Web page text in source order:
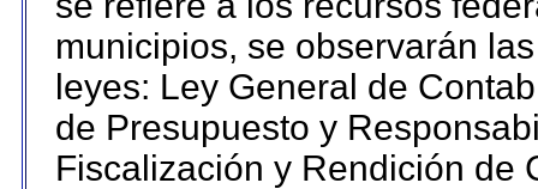
municipios, se observarán
leyes: Ley General de
de Presupuesto y
Fiscalización y Rendición de